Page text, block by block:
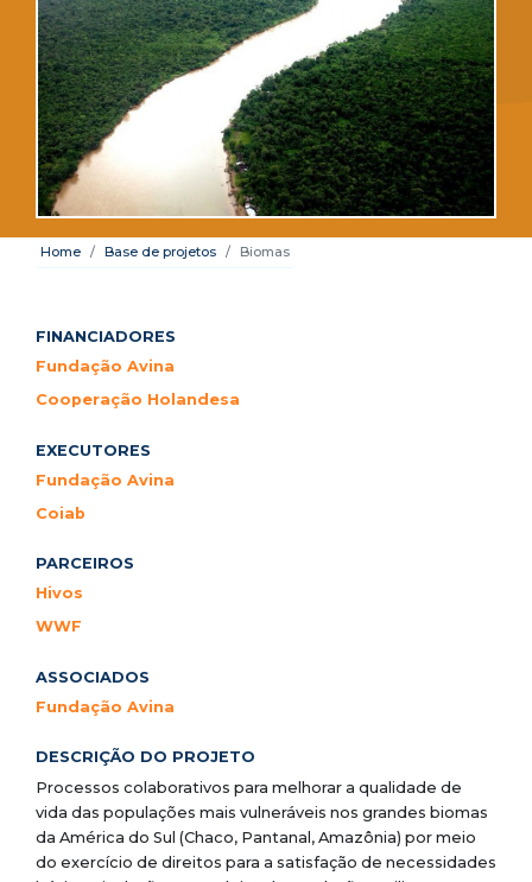
Home Base de projetos Biomas
FINANCIADORES
Fundação Avina
Cooperação Holandesa
EXECUTORES
Fundação Avina
Coiab
PARCEIROS
Hivos
WWF
ASSOCIADOS
Fundação Avina
DESCRIÇÃO DO PROJETO
Processos colaborativos para melhorar a qualidade de
vida das populações mais vulneráveis nos grandes biomas
da América do Sul (Chaco, Pantanal, Amazônia) por meio
do exercício de direitos para a satisfação de necessidades